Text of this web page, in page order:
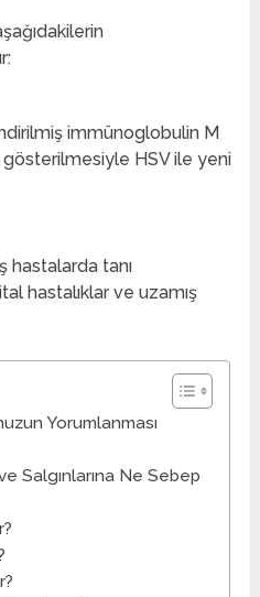
immünoglobulin M
gösterilmesiyle HSV ile yeni
hastalarda tanı
hastalıklar ve uzamış
Yorumlanması
Salgınlarına Ne Sebep